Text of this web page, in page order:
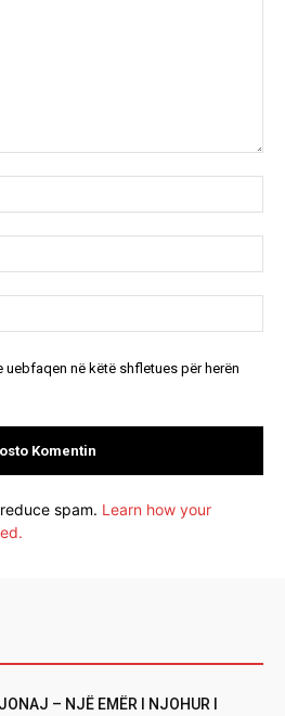
uebfaqen në këtë shfletues për herën
spam. Learn how your
– NJË EMËR I NJOHUR I